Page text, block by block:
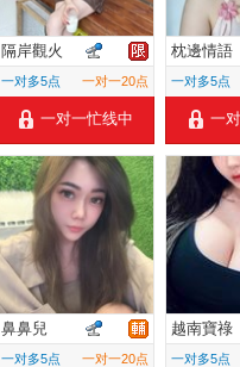
隔岸觀火
一对多5点 一对一20点
一对一忙线中
枕邊情語
一对多5点
一
鼻鼻兒
一对多5点 一对一20点
越南寶祿
一对多5点